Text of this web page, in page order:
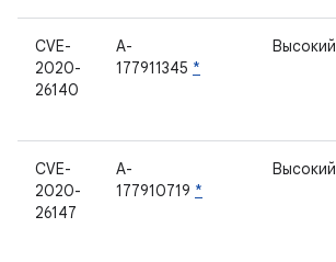
CVE-
2020-
26140
A-
177911345 *
Высокий
CVE-
2020-
26147
A-
177910719 *
Высокий